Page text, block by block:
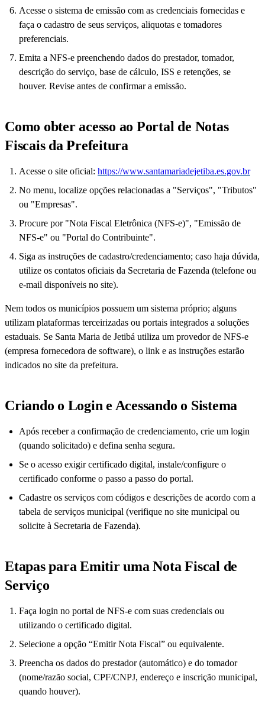
Acesse o sistema de emissão com as credenciais fornecidas e
faça o cadastro de seus serviços, aliquotas e tomadores
preferenciais.
Emita a NFS-e preenchendo dados do prestador, tomador,
descrição do serviço, base de cálculo, ISS e retenções, se
houver. Revise antes de confirmar a emissão.
Como obter acesso ao Portal de Notas
Fiscais da Prefeitura
Acesse o site oficial: https://www.santamariadejetiba.es.gov.br
No menu, localize opções relacionadas a "Serviços", "Tributos"
ou "Empresas".
Procure por "Nota Fiscal Eletrônica (NFS-e)", "Emissão de
NFS-e" ou "Portal do Contribuinte".
Siga as instruções de cadastro/credenciamento; caso haja dúvida,
utilize os contatos oficiais da Secretaria de Fazenda (telefone ou
e-mail disponíveis no site).
Nem todos os municípios possuem um sistema próprio; alguns
utilizam plataformas terceirizadas ou portais integrados a soluções
estaduais. Se Santa Maria de Jetibá utiliza um provedor de NFS-e
(empresa fornecedora de software), o link e as instruções estarão
indicados no site da prefeitura.
Criando o Login e Acessando o Sistema
Após receber a confirmação de credenciamento, crie um login
(quando solicitado) e defina senha segura.
Se o acesso exigir certificado digital, instale/configure o
certificado conforme o passo a passo do portal.
Cadastre os serviços com códigos e descrições de acordo com a
tabela de serviços municipal (verifique no site municipal ou
solicite à Secretaria de Fazenda).
Etapas para Emitir uma Nota Fiscal de
Serviço
Faça login no portal de NFS-e com suas credenciais ou
utilizando o certificado digital.
Selecione a opção “Emitir Nota Fiscal” ou equivalente.
Preencha os dados do prestador (automático) e do tomador
(nome/razão social, CPF/CNPJ, endereço e inscrição municipal,
quando houver).